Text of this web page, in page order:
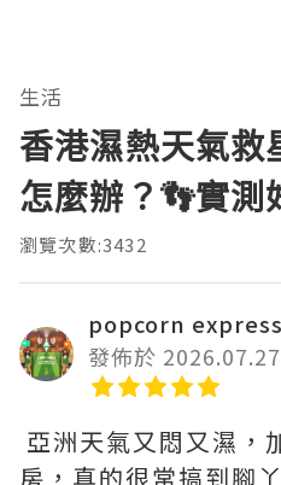
生活
香港濕熱天氣救
怎麼辦？👣實測
瀏覽次數:3432
popcorn express
發佈於 2026.07.27
亞洲天氣又悶又濕，
房，真的很常搞到腳